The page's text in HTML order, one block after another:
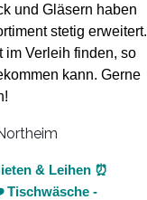
und Gläsern haben
stetig erweitert.
Verleih finden, so
kann. Gerne
& Leihen ⏰
Tischwäsche -